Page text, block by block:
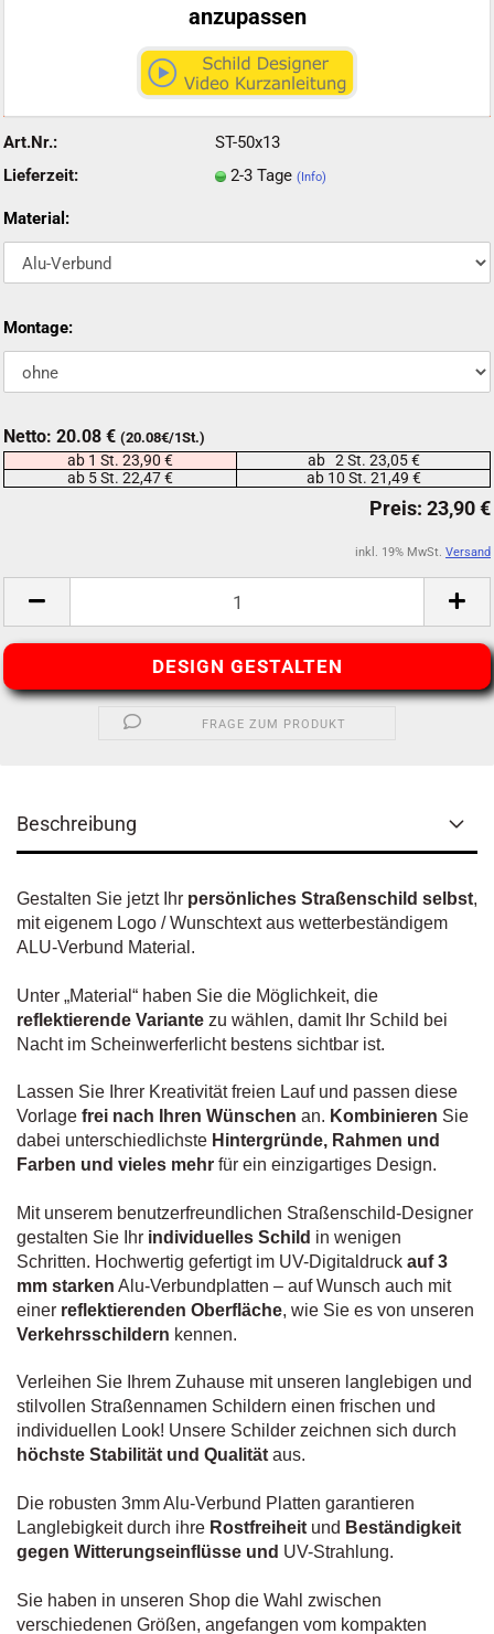
anzupassen
Art.Nr.:
ST-50x13
Lieferzeit:
2-3 Tage (Info)
Material:
Montage:
Netto: 20.08 € (20.08€/1St.)
ab 1 St. 23,90 €
ab 2 St. 23,05 €
ab 5 St. 22,47 €
ab 10 St. 21,49 €
inkl. 19% MwSt. Versand
DESIGN GESTALTEN
FRAGE ZUM PRODUKT
Beschreibung
Gestalten Sie jetzt Ihr persönliches Straßenschild selbst,
mit eigenem Logo / Wunschtext aus wetterbeständigem
ALU-Verbund Material.
Unter „Material“ haben Sie die Möglichkeit, die
reflektierende Variante zu wählen, damit Ihr Schild bei
Nacht im Scheinwerferlicht bestens sichtbar ist.
Lassen Sie Ihrer Kreativität freien Lauf und passen diese
Vorlage frei nach Ihren Wünschen an. Kombinieren Sie
dabei unterschiedlichste Hintergründe, Rahmen und
Farben und vieles mehr für ein einzigartiges Design.
Mit unserem benutzerfreundlichen Straßenschild-Designer
gestalten Sie Ihr individuelles Schild in wenigen
Schritten. Hochwertig gefertigt im UV-Digitaldruck auf 3
mm starken Alu-Verbundplatten – auf Wunsch auch mit
einer reflektierenden Oberfläche, wie Sie es von unseren
Verkehrsschildern kennen.
Verleihen Sie Ihrem Zuhause mit unseren langlebigen und
stilvollen Straßennamen Schildern einen frischen und
individuellen Look! Unsere Schilder zeichnen sich durch
höchste Stabilität und Qualität aus.
Die robusten 3mm Alu-Verbund Platten garantieren
Langlebigkeit durch ihre Rostfreiheit und Beständigkeit
gegen Witterungseinflüsse und UV-Strahlung.
Sie haben in unseren Shop die Wahl zwischen
verschiedenen Größen, angefangen vom kompakten